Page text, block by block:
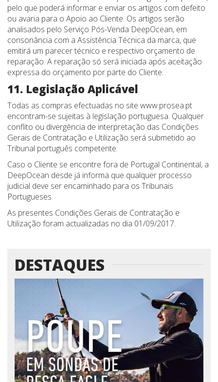
pelo que poderá informar e enviar os artigos com defeito
ou avaria para o Apoio ao Cliente. Os artigos serão
analisados pelo Serviço Pós-Venda DeepOcean, em
consonância com a Assistência Técnica da marca, que
emitirá um parecer técnico e respectivo orçamento de
reparação. A reparação só será iniciada após aceitação
expressa do orçamento por parte do Cliente.
11. Legislação Aplicável
Todas as compras efectuadas no site www.prosea.pt
encontram-se sujeitas à legislação portuguesa. Qualquer
conflito ou divergência de interpretação das Condições
Gerais de Contratação e Utilização será submetido ao
Tribunal português competente.
Caso o Cliente se encontre fora de Portugal Continental, a
DeepOcean desde já informa que qualquer processo
judicial deve ser encaminhado para os Tribunais
Portugueses.
As presentes Condições Gerais de Contratação e
Utilização foram actualizadas no dia 01/09/2017.
DESTAQUES